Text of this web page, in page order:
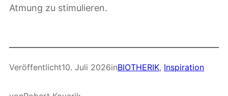
Atmung zu stimulieren.
Veröffentlicht10. Juli 2026inBIOTHERIK, Inspiration